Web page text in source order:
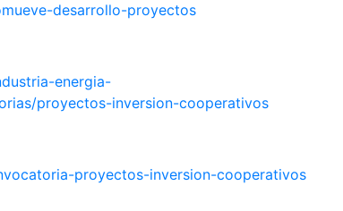
desarrollo-proyectos
energia-
proyectos-inversion-cooperativos
proyectos-inversion-cooperativos